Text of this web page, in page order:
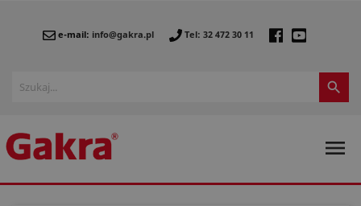
e-mail: info@gakra.pl Tel: 32 472 30 11

